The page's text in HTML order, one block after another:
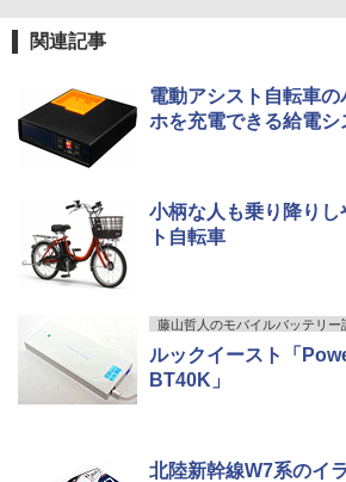
関連記事
電動アシスト自転車
ホを充電できる給電シ
小柄な人も乗り降り
ト自転車
藤山哲人のモバイルバッテリー
ルックイースト「
BT40K」
北陸新幹線W7系のイ